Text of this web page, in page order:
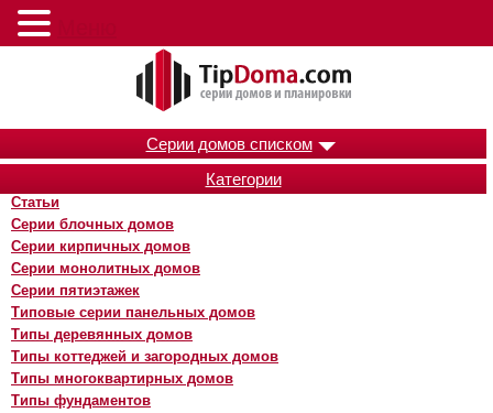
Серии домов списком
Категории
Статьи
Серии блочных домов
Серии кирпичных домов
Серии монолитных домов
Серии пятиэтажек
Типовые серии панельных домов
Типы деревянных домов
Типы коттеджей и загородных домов
Типы многоквартирных домов
Типы фундаментов